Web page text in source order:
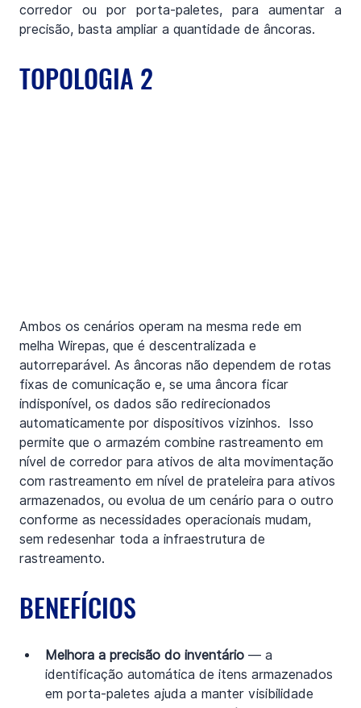
corredor ou por porta-paletes, para aumentar a
precisão, basta ampliar a quantidade de âncoras.
TOPOLOGIA 2
Ambos os cenários operam na mesma rede em
melha Wirepas, que é descentralizada e
autorreparável. As âncoras não dependem de rotas
fixas de comunicação e, se uma âncora ficar
indisponível, os dados são redirecionados
automaticamente por dispositivos vizinhos.  Isso
permite que o armazém combine rastreamento em
nível de corredor para ativos de alta movimentação
com rastreamento em nível de prateleira para ativos
armazenados, ou evolua de um cenário para o outro
conforme as necessidades operacionais mudam,
sem redesenhar toda a infraestrutura de
rastreamento.
BENEFÍCIOS
Melhora a precisão do inventário — a
identificação automática de itens armazenados
em porta-paletes ajuda a manter visibilidade